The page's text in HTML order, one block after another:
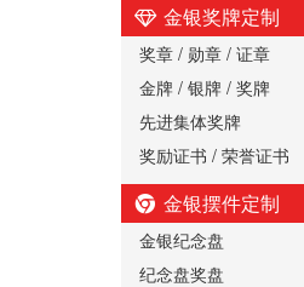
金银奖牌定制
奖章 / 勋章 / 证章
金牌 / 银牌 / 奖牌
先进集体奖牌
奖励证书 / 荣誉证书
金银摆件定制
金银纪念盘
纪念盘奖盘